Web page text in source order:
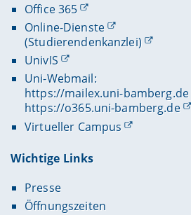
Office 365
Online-Dienste
(Studierendenkanzlei)
UnivIS
Uni-Webmail:
https://mailex.uni-bamberg.de
https://o365.uni-bamberg.de
Virtueller Campus
Wichtige Links
Presse
Öffnungszeiten